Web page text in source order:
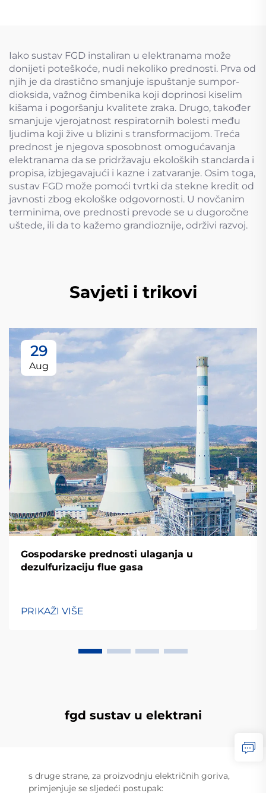
Iako sustav FGD instaliran u elektranama može
donijeti poteškoće, nudi nekoliko prednosti. Prva od
njih je da drastično smanjuje ispuštanje sumpor-
dioksida, važnog čimbenika koji doprinosi kiselim
kišama i pogoršanju kvalitete zraka. Drugo, također
smanjuje vjerojatnost respiratornih bolesti među
ljudima koji žive u blizini s transformacijom. Treća
prednost je njegova sposobnost omogućavanja
elektranama da se pridržavaju ekoloških standarda i
propisa, izbjegavajući i kazne i zatvaranje. Osim toga,
sustav FGD može pomoći tvrtki da stekne kredit od
javnosti zbog ekološke odgovornosti. U novčanim
terminima, ove prednosti prevode se u dugoročne
uštede, ili da to kažemo grandioznije, održivi razvoj.
Savjeti i trikovi
29
Aug
Gospodarske prednosti ulaganja u
dezulfurizaciju flue gasa
PRIKAŽI VIŠE
fgd sustav u elektrani
s druge strane, za proizvodnju električnih goriva,
primjenjuje se sljedeći postupak: